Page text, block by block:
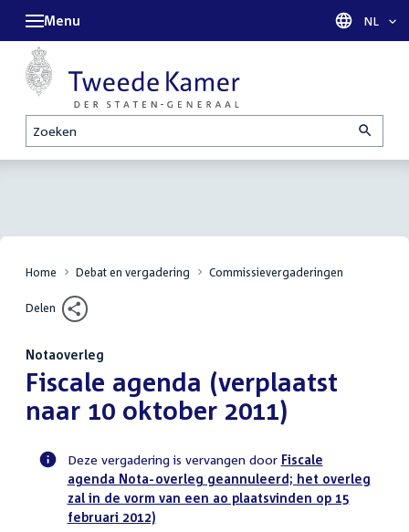
Zoeken
Menu Taal
NL
Home Debat en vergadering Commissievergaderingen
Delen
Notaoverleg
:Fiscale agenda (verplaatst
naar 10 oktober 2011)
Voortgangsstatus
commissie
Deze vergadering is vervangen door Fiscale
agenda Nota-overleg geannuleerd; het overleg
zal in de vorm van een ao plaatsvinden op 15
februari 2012)